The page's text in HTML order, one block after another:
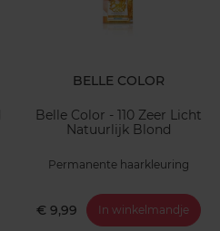
BELLE COLOR
Belle Color - 110 Zeer Licht
Natuurlijk Blond
Permanente haarkleuring
€ 9,99 In winkelmandje